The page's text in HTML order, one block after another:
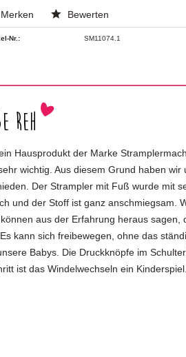
Merken Bewerten
Nr.: SM11074.1
Reh
Hausprodukt der Marke
wichtig. Aus diesem Grund haben wir
Der Strampler mit Fuß wurde mit
und der Stoff ist ganz anschmiegsam.
aus der Erfahrung heraus sagen,
kann sich freibewegen, ohne das
Babys. Die Druckknöpfe im
ist das Windelwechseln ein Kinderspiel.